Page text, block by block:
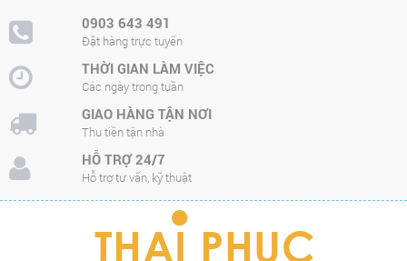
0903 643 491
Đặt hàng trực tuyến
THỜI GIAN LÀM VIỆC
Các ngày trong tuần
GIAO HÀNG TẬN NƠI
Thu tiền tận nhà
HỖ TRỢ 24/7
Hỗ trợ tư vấn, kỹ thuật